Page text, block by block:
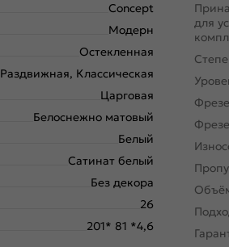
Concept
Модерн
Остекленная
Раздвижная, Классическая
Царговая
Белоснежно матовый
Белый
Сатинат белый
Без декора
26
201* 81 *4,6
для